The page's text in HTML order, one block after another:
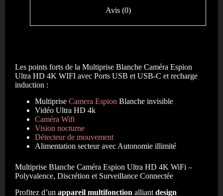
Avis (0)
Les points forts de la Multiprise Blanche Caméra Espion
Ultra HD 4K WIFI avec Ports USB et USB-C et recharge
induction :
Multiprise Camera Espion Blanche invisible
Vidéo Ultra HD 4k
Caméra Wifi
Vision nocturne
Détecteur de mouvement
Alimentation secteur avec Autonomie illimité
Multiprise Blanche Caméra Espion Ultra HD 4K WiFi –
Polyvalence, Discrétion et Surveillance Connectée
Profitez d’un appareil multifonction alliant design